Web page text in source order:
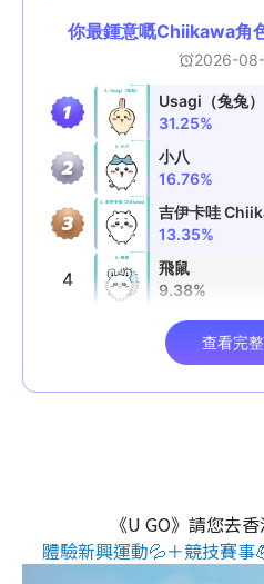
《U GO》請您去
體驗新興運動💦＋競技賽事